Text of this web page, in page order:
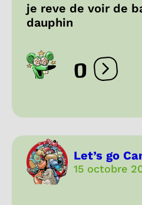
je reve de voir de
dauphin
0 Ouvrir
Let’s go
15 octobre